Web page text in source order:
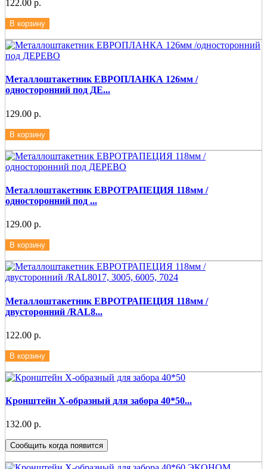
122.00 р.
В корзину
Металлоштакетник ЕВРОПЛАНКА 126мм /
односторонний под ДЕ...
129.00 р.
В корзину
Металлоштакетник ЕВРОТРАПЕЦИЯ 118мм /
односторонний под ...
129.00 р.
В корзину
Металлоштакетник ЕВРОТРАПЕЦИЯ 118мм /
двусторонний /RAL8...
122.00 р.
В корзину
Кронштейн Х-образный для забора 40*50...
132.00 р.
Сообщить когда появится